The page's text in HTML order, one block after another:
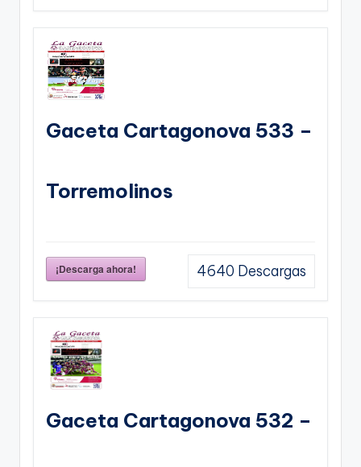
Gaceta Cartagonova 533 –
Torremolinos
¡Descarga ahora! 4640 Descargas
Gaceta Cartagonova 532 –